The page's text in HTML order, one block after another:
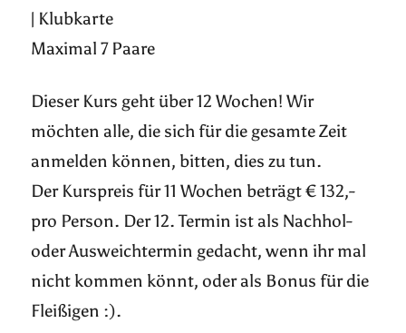
| Klubkarte
Maximal 7 Paare
Dieser Kurs geht über 12 Wochen! Wir
möchten alle, die sich für die gesamte Zeit
anmelden können, bitten, dies zu tun.
Der Kurspreis für 11 Wochen beträgt € 132,-
pro Person. Der 12. Termin ist als Nachhol-
oder Ausweichtermin gedacht, wenn ihr mal
nicht kommen könnt, oder als Bonus für die
Fleißigen :).